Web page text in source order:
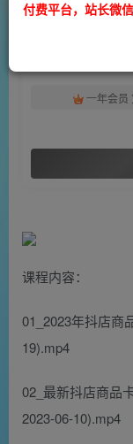
此内容为付费阅读
一年会员
课程内容：
01_2023年抖店商
19).mp4
02_最新抖店商品
2023-06-10).mp4
付费平台，站长微